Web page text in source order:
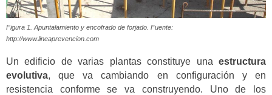
Figura 1. Apuntalamiento y encofrado de forjado. Fuente:
http://www.lineaprevencion.com
Un edificio de varias plantas constituye una estructura
evolutiva, que va cambiando en configuración y en
resistencia conforme se va construyendo. Uno de los